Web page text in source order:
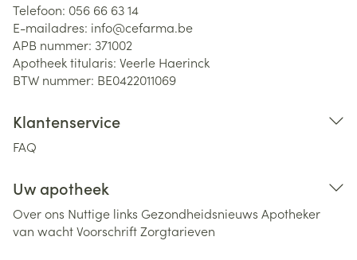
Telefoon: 056 66 63 14
E-mailadres: info@cefarma.be
APB nummer: 371002
Apotheek titularis: Veerle Haerinck
BTW nummer: BE0422011069
Klantenservice
FAQ
Uw apotheek
Over ons Nuttige links Gezondheidsnieuws Apotheker
van wachtVoorschriftZorgtarieven